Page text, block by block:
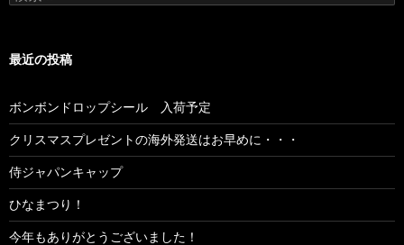
最近の投稿
ボンボンドロップシール 入荷予定
クリスマスプレゼントの海外発送はお早めに・・・
侍ジャパンキャップ
ひなまつり！
今年もありがとうございました！